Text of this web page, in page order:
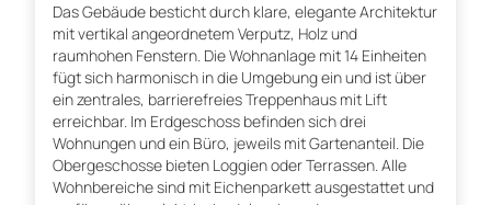
Das Gebäude besticht durch klare, elegante Architektur
mit vertikal angeordnetem Verputz, Holz und
raumhohen Fenstern. Die Wohnanlage mit 14 Einheiten
fügt sich harmonisch in die Umgebung ein und ist über
ein zentrales, barrierefreies Treppenhaus mit Lift
erreichbar. Im Erdgeschoss befinden sich drei
Wohnungen und ein Büro, jeweils mit Gartenanteil. Die
Obergeschosse bieten Loggien oder Terrassen. Alle
Wohnbereiche sind mit Eichenparkett ausgestattet und